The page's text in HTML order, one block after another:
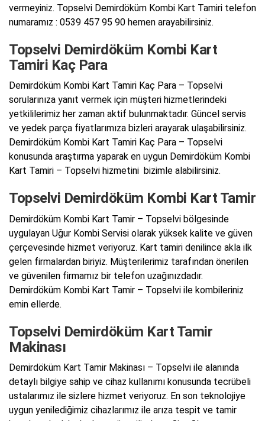
vermeyiniz. Topselvi Demirdöküm Kombi Kart Tamiri telefon
numaramız : 0539 457 95 90 hemen arayabilirsiniz.
Topselvi Demirdöküm Kombi Kart
Tamiri Kaç Para
Demirdöküm Kombi Kart Tamiri Kaç Para – Topselvi
sorularınıza yanıt vermek için müşteri hizmetlerindeki
yetkililerimiz her zaman aktif bulunmaktadır. Güncel servis
ve yedek parça fiyatlarımıza bizleri arayarak ulaşabilirsiniz.
Demirdöküm Kombi Kart Tamiri Kaç Para – Topselvi
konusunda araştırma yaparak en uygun Demirdöküm Kombi
Kart Tamiri – Topselvi hizmetini bizimle alabilirsiniz.
Topselvi Demirdöküm Kombi Kart Tamir
Demirdöküm Kombi Kart Tamir – Topselvi bölgesinde
uygulayan Uğur Kombi Servisi olarak yüksek kalite ve güven
çerçevesinde hizmet veriyoruz. Kart tamiri denilince akla ilk
gelen firmalardan biriyiz. Müşterilerimiz tarafından önerilen
ve güvenilen firmamız bir telefon uzağınızdadır.
Demirdöküm Kombi Kart Tamir – Topselvi ile kombileriniz
emin ellerde.
Topselvi Demirdöküm Kart Tamir
Makinası
Demirdöküm Kart Tamir Makinası – Topselvi ile alanında
detaylı bilgiye sahip ve cihaz kullanımı konusunda tecrübeli
ustalarımız ile sizlere hizmet veriyoruz. En son teknolojiye
uygun yenilediğimiz cihazlarımız ile arıza tespit ve tamir